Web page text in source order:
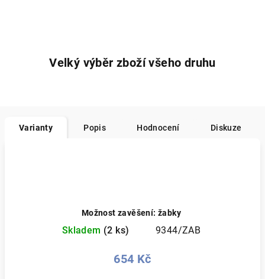
Velký výběr zboží všeho druhu
Varianty Popis Hodnocení Diskuze
Možnost zavěšení: žabky
Skladem (2 ks) 9344/ZAB
654 Kč